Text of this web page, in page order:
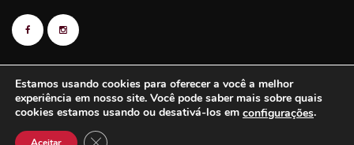
Estamos usando cookies para oferecer a você a melhor
experiência em nosso site. Você pode saber mais sobre quais
cookies estamos usando ou desativá-los em configuraçõe.
CLOSE GDPR COOKIE BANNER